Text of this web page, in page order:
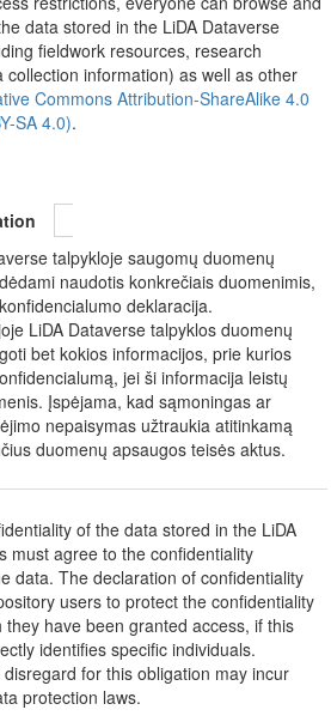
data stored in the LiDA Dataverse
fieldwork resources, research
information) as well as other
Commons Attribution-ShareAlike 4.0
SA 4.0).
talpykloje saugomų duomenų
naudotis konkrečiais duomenimis,
deklaracija.
LiDA Dataverse talpyklos duomenų
bet kokios informacijos, prie kurios
jei ši informacija leistų
Įspėjama, kad sąmoningas ar
nepaisymas užtraukia atitinkamą
duomenų apsaugos teisės aktus.
of the data stored in the LiDA
must agree to the confidentiality
data. The declaration of confidentiality
users to protect the confidentiality
have been granted access, if this
identifies specific individuals.
for this obligation may incur
protection laws.